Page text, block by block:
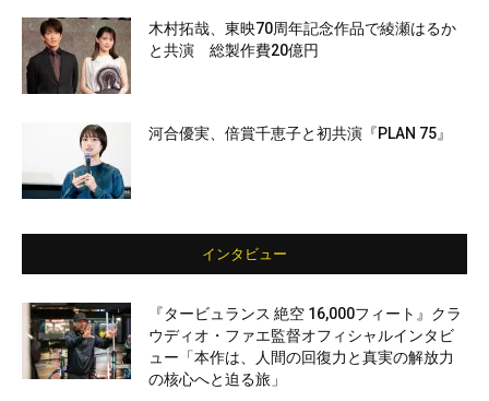
木村拓哉、東映70周年記念作品で綾瀬はるか
と共演 総製作費20億円
河合優実、倍賞千恵子と初共演『PLAN 75』
インタビュー
『タービュランス 絶空 16,000フィート』クラ
ウディオ・ファエ監督オフィシャルインタビ
ュー「本作は、人間の回復力と真実の解放力
の核心へと迫る旅」